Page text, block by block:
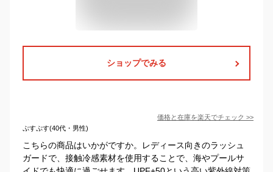
ショップでみる
価格と在庫を楽天でチェック >>
ぷすぷす(40代・男性)
こちらの商品はいかがですか。レディース向きのラッシュ
ガードで、接触冷感素材を使用することで、海やプールサ